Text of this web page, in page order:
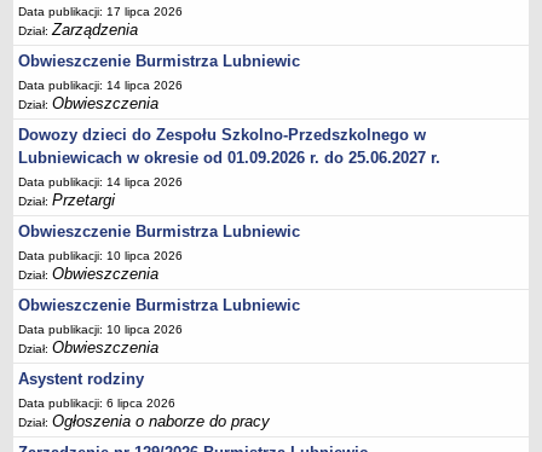
Budżet obywatelski
Majątek jednostek podległych
Koszt wychowania przedszkolnego
Stawki czynszów najmu lokali mieszkalnych
PRZETARGI
Zamówienia publiczne
Sprzedaż mienia
Zapytania ofertowe
Plan zamówień publicznych
PRAWO LOKALNE
Statut
Uchwały Rady Miejskiej
Zarządzenia Burmistrza
Data publikacji: 17 lipca 2026
Dział:Zarządzenia
Obwieszczenie Burmistrza Lubniewic
Data publikacji: 14 lipca 2026
Dział:Obwieszczenia
Dowozy dzieci do Zespołu Szkolno-Przedszkolnego w
Lubniewicach w okresie od 01.09.2026 r. do 25.06.2027 r.
Data publikacji: 14 lipca 2026
Dział:Przetargi
Obwieszczenie Burmistrza Lubniewic
Data publikacji: 10 lipca 2026
Dział:Obwieszczenia
Obwieszczenie Burmistrza Lubniewic
Data publikacji: 10 lipca 2026
Dział:Obwieszczenia
Asystent rodziny
Data publikacji: 6 lipca 2026
Dział:Ogłoszenia o naborze do pracy